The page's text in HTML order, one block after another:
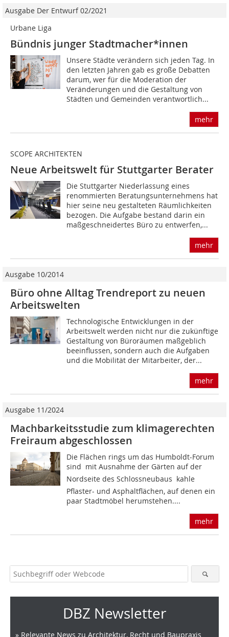
Ausgabe Der Entwurf 02/2021
Urbane Liga
Bündnis junger Stadtmacher*innen
Unsere Städte verändern sich jeden Tag. In
den letzten Jahren gab es große Debatten
darum, wer für die Moderation der
Veränderungen und die Gestaltung von
Städten und Gemeinden verantwortlich...
mehr
SCOPE ARCHITEKTEN
Neue Arbeitswelt für Stuttgarter Berater
Die Stuttgarter Niederlassung eines
renommierten Beratungsunternehmens hat
hier seine neu gestalteten Räumlichkeiten
bezogen. Die Aufgabe bestand darin ein
maßgeschneidertes Büro zu entwerfen,...
mehr
Ausgabe 10/2014
Büro ohne Alltag Trendreport zu neuen
Arbeitswelten
Technologische Entwicklungen in der
Arbeitswelt werden nicht nur die zukünftige
Gestaltung von Büroräumen maßgeblich
beeinflussen, sondern auch die Aufgaben
und die Mobilität der Mitarbeiter, der...
mehr
Ausgabe 11/2024
Machbarkeitsstudie zum klimagerechten
Freiraum abgeschlossen
Die Flächen rings um das Humboldt-Forum
sind  mit Ausnahme der Gärten auf der
Nordseite des Schlossneubaus  kahle
Pflaster- und Asphaltflächen, auf denen ein
paar Stadtmöbel herumstehen....
mehr
DBZ Newsletter
» Relevante News zu Architektur, Recht und Baupraxis